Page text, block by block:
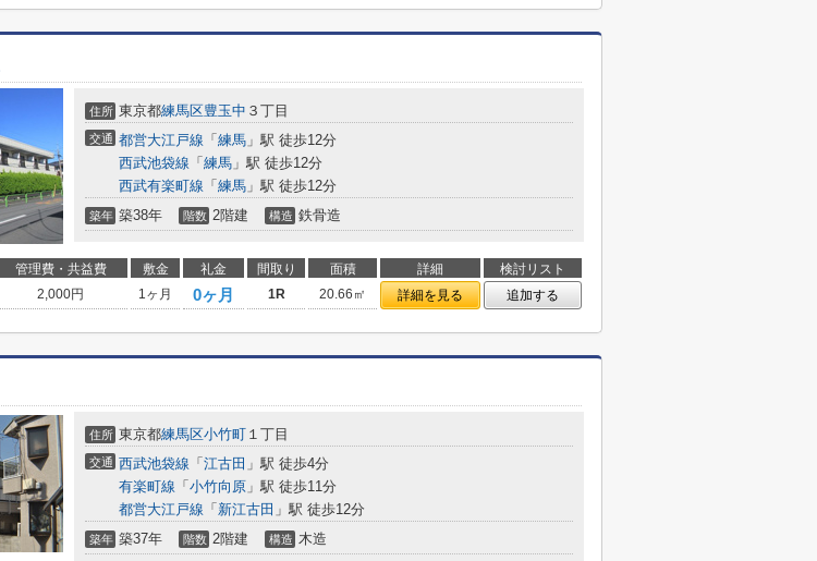
住所 東京都練馬区豊玉中 ３丁目
交通 都営大江戸線 「 練馬 」駅 徒歩12分
西武池袋線 「 練馬 」駅 徒歩12分
西武有楽町線 「 練馬 」駅 徒歩12分
築年 築38年 階数 2階建 構造 鉄骨造
管理費・共益費 敷金 礼金 間取り 面積 詳細
検討リスト
2,000円 1ヶ月 0ヶ月 1R 20.66㎡ 詳細を見る 追加する
住所 東京都練馬区小竹町 １丁目
交通 西武池袋線 「 江古田 」駅 徒歩4分
有楽町線 「 小竹向原 」駅 徒歩11分
都営大江戸線 「 新江古田 」駅 徒歩12分
築年 築37年 階数 2階建 構造 木造